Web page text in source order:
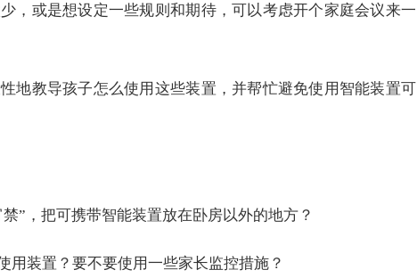
，或是想设定一些规则和期待，可以考虑开个家庭会议来一
地教导孩子怎么使用这些装置，并帮忙避免使用智能装置可
”，把可携带智能装置放在卧房以外的地方？
用装置？要不要使用一些家长监控措施？